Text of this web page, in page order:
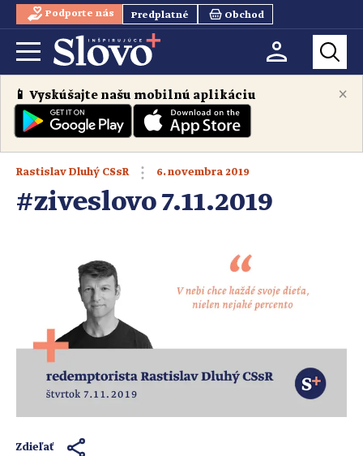
Podporte nás Predplatné Obchod
×
📱 Vyskúšajte našu mobilnú aplikáciu
Rastislav Dluhý CSsR 6. novembra 2019
#ziveslovo 7.11.2019
Zdieľať